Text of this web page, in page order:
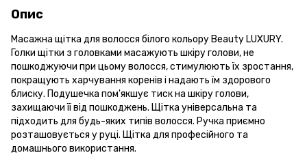
Опис
Масажна щітка для волосся білого кольору Beauty LUXURY.
Голки щітки з головками масажують шкіру голови, не
пошкоджуючи при цьому волосся, стимулюють їх зростання,
покращують харчування коренів і надають їм здорового
блиску. Подушечка пом'якшує тиск на шкіру голови,
захищаючи її від пошкоджень. Щітка універсальна та
підходить для будь-яких типів волосся. Ручка приємно
розташовується у руці. Щітка для професійного та
домашнього використання.